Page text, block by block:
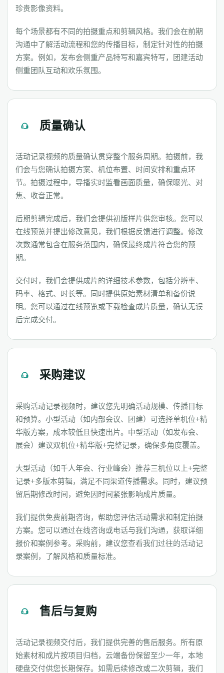
珍贵影像资料。
每个场景都有不同的拍摄重点和剪辑风格。我们会在前期
沟通中了解活动流程和您的传播目标，制定针对性的拍摄
方案。例如，发布会侧重产品特写和嘉宾特写，团建活动
侧重团队互动和欢乐氛围。
质量确认
活动记录视频的质量确认贯穿整个服务周期。拍摄前，我
们会与您确认拍摄方案、机位布置、时间安排和重点环
节。拍摄过程中，导播实时监看画面质量，确保曝光、对
焦、收音正常。
后期剪辑完成后，我们会提供初版样片供您审核。您可以
在线预览并提出修改意见，我们根据反馈进行调整。修改
次数通常包含在服务范围内，确保最终成片符合您的预
期。
交付时，我们会提供成片的详细技术参数，包括分辨率、
码率、格式、时长等。同时提供原始素材清单和备份说
明。您可以通过在线预览或下载检查成片质量，确认无误
后完成交付。
采购建议
采购活动记录视频时，建议您先明确活动规模、传播目标
和预算。小型活动（如内部会议、团建）可选择单机位+精
华版方案，成本较低且快速出片。中型活动（如发布会、
展会）建议双机位+精华版+完整记录，确保多角度覆盖。
大型活动（如千人年会、行业峰会）推荐三机位以上+完整
记录+多版本剪辑，满足不同渠道传播需求。同时，建议预
留后期修改时间，避免因时间紧张影响成片质量。
我们提供免费前期咨询，帮助您评估活动需求和制定拍摄
方案。您可以通过在线咨询或电话与我们沟通，获取详细
报价和案例参考。采购前，建议您查看我们过往的活动记
录案例，了解风格和质量标准。
售后与复购
活动记录视频交付后，我们提供完善的售后服务。所有原
始素材和成片按项目归档，云端备份保留至少一年，本地
硬盘交付供您长期保存。如需后续修改或二次剪辑，我们